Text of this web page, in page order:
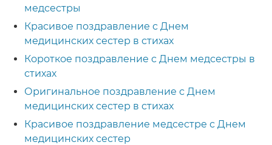
медсестры
Красивое поздравление с Днем
медицинских сестер в стихах
Короткое поздравление с Днем медсестры в
стихах
Оригинальное поздравление с Днем
медицинских сестер в стихах
Красивое поздравление медсестре с Днем
медицинских сестер